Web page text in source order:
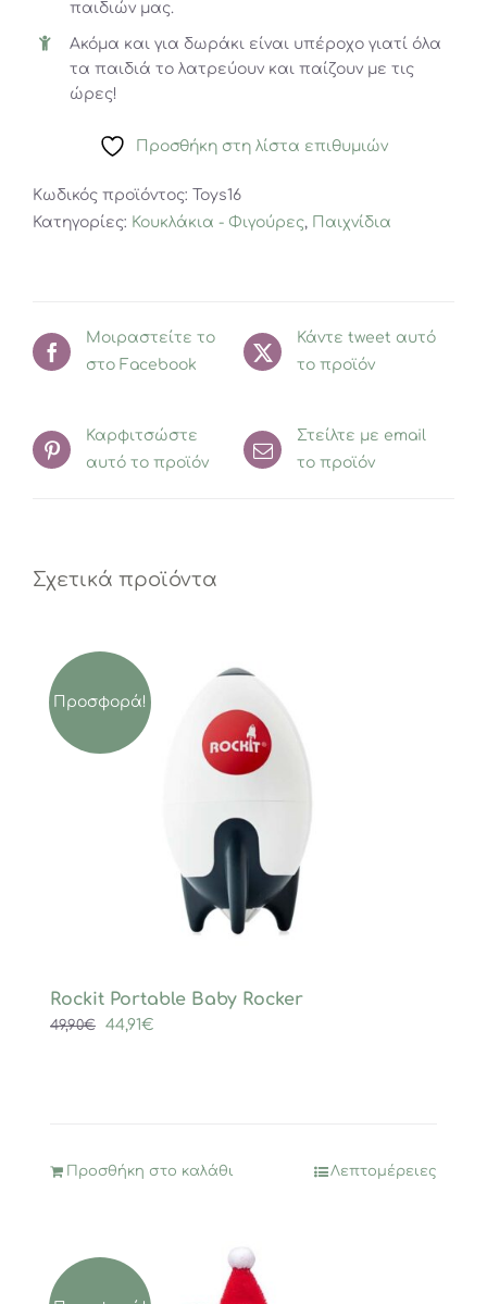
παιδιών μας.
Ακόμα και για δωράκι είναι υπέροχο γιατί όλα
τα παιδιά το λατρεύουν και παίζουν με τις
ώρες!
Προσθήκη στη λίστα επιθυμιών
Κωδικός προϊόντος:
Toys16
Κατηγορίες: Κουκλάκια - Φιγούρες, Παιχνίδια
Μοιραστείτε το
στο Facebook
Κάντε tweet αυτό
το προϊόν
Καρφιτσώστε
αυτό το προϊόν
Στείλτε με email
το προϊόν
Σχετικά προϊόντα
Προσφορά!
Rockit Portable Baby Rocker
49,90€
Original
44,91€
Προσθήκη στο καλάθι Λεπτομέρειες